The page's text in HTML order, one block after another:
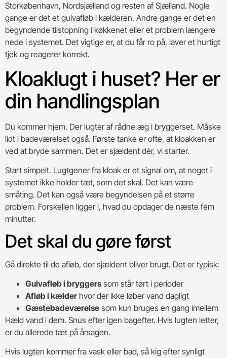
Storkøbenhavn, Nordsjælland og resten af Sjælland. Nogle
gange er det et gulvafløb i kælderen. Andre gange er det en
begyndende tilstopning i køkkenet eller et problem længere
nede i systemet. Det vigtige er, at du får ro på, laver et hurtigt
tjek og reagerer korrekt.
Kloaklugt i huset? Her er
din handlingsplan
Du kommer hjem. Der lugter af rådne æg i bryggerset. Måske
lidt i badeværelset også. Første tanke er ofte, at kloakken er
ved at bryde sammen. Det er sjældent dér, vi starter.
Start simpelt. Lugtgener fra kloak er et signal om, at noget i
systemet ikke holder tæt, som det skal. Det kan være
småting. Det kan også være begyndelsen på et større
problem. Forskellen ligger i, hvad du opdager de næste fem
minutter.
Det skal du gøre først
Gå direkte til de afløb, der sjældent bliver brugt. Det er typisk:
Gulvafløb i bryggers som står tørt i perioder
Afløb i kælder hvor der ikke løber vand dagligt
Gæstebadeværelse som kun bruges en gang imellem
Hæld vand i dem. Snus efter igen bagefter. Hvis lugten letter,
er du allerede tæt på årsagen.
Hvis lugten kommer fra vask eller bad, så kig efter synligt